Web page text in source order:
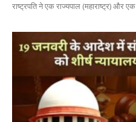
राष्ट्रपति ने एक राज्यपाल (महाराष्ट्र) और